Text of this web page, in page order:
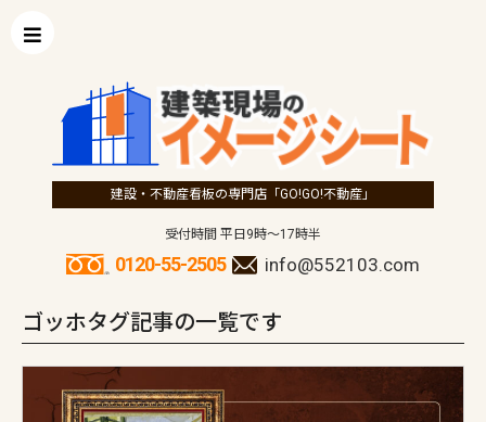
建設・不動産看板の専門店「GO!GO!不動産」
受付時間 平日9時～17時半
0120-55-2505 info@552103.com
ゴッホタグ記事の一覧です